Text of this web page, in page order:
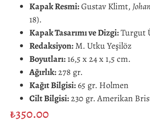
Kapak Resmi:Gustav Klimt,
18).
Kapak Tasarımı ve Dizgi:Turgut
Redaksiyon: M. Utku Yeşilöz
Boyutları:16,5 x 24 x 1,5 cm.
Ağırlık:278 gr.
Kağıt Bilgisi: 65 gr. Holmen
Cilt Bilgisi:230 gr. Amerikan
₺350.00